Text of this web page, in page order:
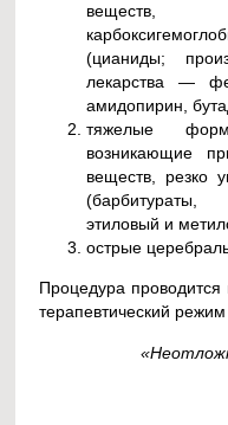
веществ,
(цианиды;
лекарства —
амидопирин,
тяжелые
возникающие
веществ, резко
(барбитураты,
этиловый и
острые
Процедура
терапевтический